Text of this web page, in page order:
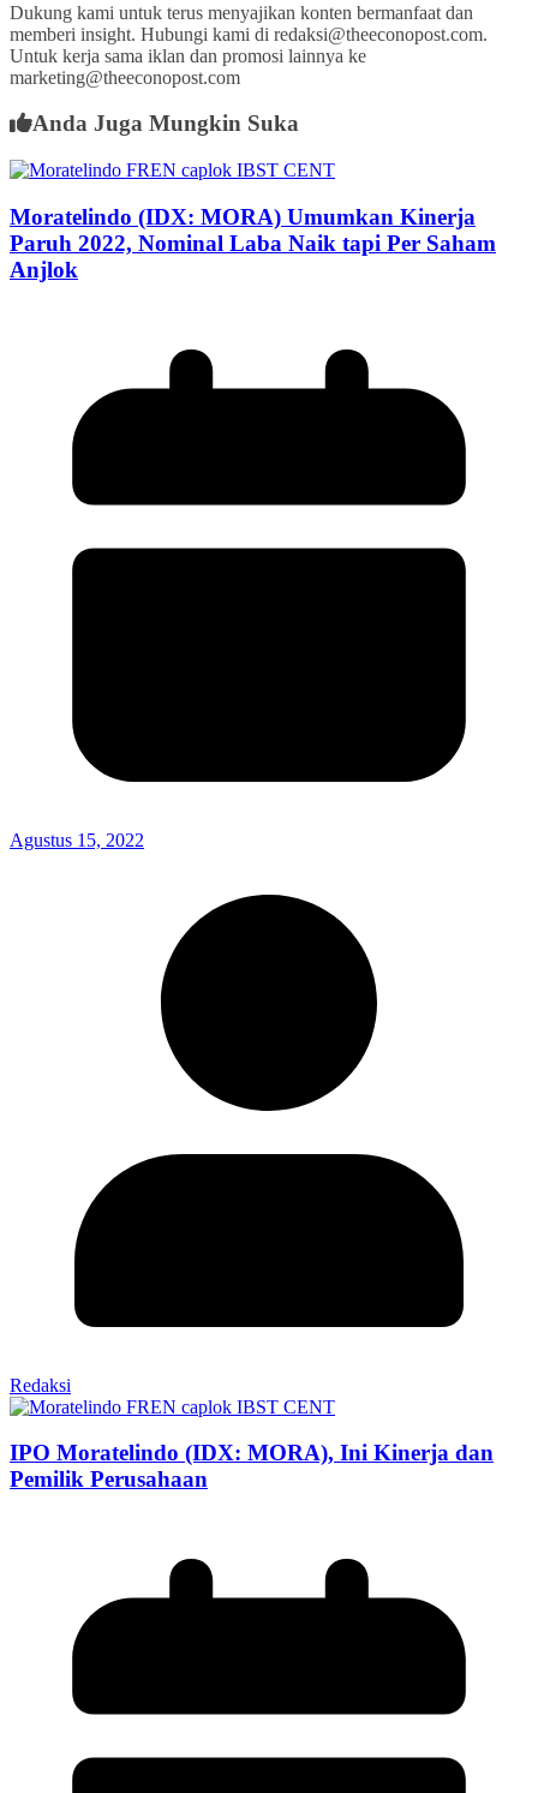
Dukung kami untuk terus menyajikan konten bermanfaat dan
memberi insight. Hubungi kami di redaksi@theeconopost.com.
Untuk kerja sama iklan dan promosi lainnya ke
marketing@theeconopost.com
Anda Juga Mungkin Suka
Moratelindo (IDX: MORA) Umumkan Kinerja
Paruh 2022, Nominal Laba Naik tapi Per Saham
Anjlok
Agustus 15, 2022
Redaksi
IPO Moratelindo (IDX: MORA), Ini Kinerja dan
Pemilik Perusahaan